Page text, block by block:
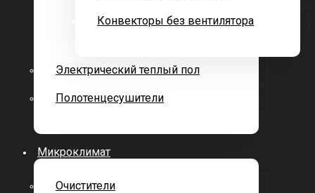
Конвекторы без вентилятора
Электрический теплый пол
Полотенцесушители
Микроклимат
Очистители